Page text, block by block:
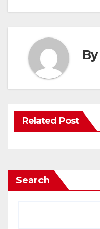
By
Related Post
Search